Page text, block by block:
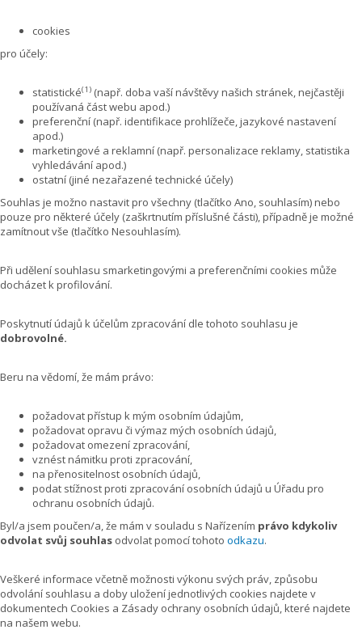
cookies
pro účely:
statistické(1) (např. doba vaší návštěvy našich stránek, nejčastěji
používaná část webu apod.)
preferenční (např. identifikace prohlížeče, jazykové nastavení
apod.)
marketingové a reklamní (např. personalizace reklamy, statistika
vyhledávání apod.)
ostatní (jiné nezařazené technické účely)
Souhlas je možno nastavit pro všechny (tlačítko Ano, souhlasím) nebo
pouze pro některé účely (zaškrtnutím příslušné části), případně je možné
zamítnout vše (tlačítko Nesouhlasím).
Při udělení souhlasu smarketingovými a preferenčními cookies může
docházet k profilování.
Poskytnutí údajů k účelům zpracování dle tohoto souhlasu je
dobrovolné.
Beru na vědomí, že mám právo:
požadovat přístup k mým osobním údajům,
požadovat opravu či výmaz mých osobních údajů,
požadovat omezení zpracování,
vznést námitku proti zpracování,
na přenositelnost osobních údajů,
podat stížnost proti zpracování osobních údajů u Úřadu pro
ochranu osobních údajů.
Byl/a jsem poučen/a, že mám v souladu s Nařízením právo kdykoliv
odvolat svůj souhlas odvolat pomocí tohoto odkazu.
Veškeré informace včetně možnosti výkonu svých práv, způsobu
odvolání souhlasu a doby uložení jednotlivých cookies najdete v
dokumentech Cookies a Zásady ochrany osobních údajů, které najdete
na našem webu.